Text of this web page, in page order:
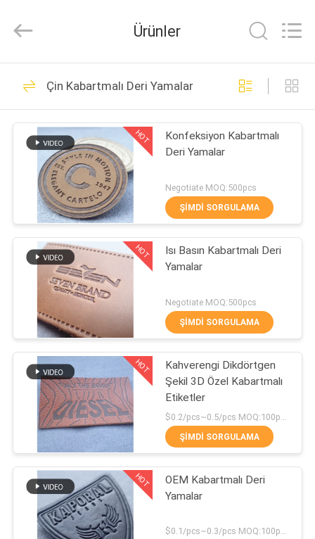
ÜRÜN:%
HAKKIMIZDA
FABRIKA
TURU
KALITE
KONTROL
BIZIMLE
ILETIŞIME
GEÇIN
BIR
TEKLIF
ISTEĞI
Accessories
Co.,Ltd.
Reserved.
Giysi Etiketleri
Etiketleri
38
Serigrafi Giysi
Etiketleri
37
Kauçuk Giyim
Etiketleri
69
100
Ürünler
Çin Kabartmalı Deri Yamalar
HOT
Konfeksiyon Kabartmalı
Deri Yamalar
Negotiate MOQ:500pcs
ŞIMDI SORGULAMA
HOT
Isı Basın Kabartmalı Deri
Yamalar
Negotiate MOQ:500pcs
ŞIMDI SORGULAMA
HOT
Kahverengi Dikdörtgen
Şekil 3D Özel Kabartmalı
Etiketler
ŞIMDI SORGULAMA
HOT
OEM Kabartmalı Deri
Yamalar
$0.1/pcs~0.3/pcs MOQ:100pcs